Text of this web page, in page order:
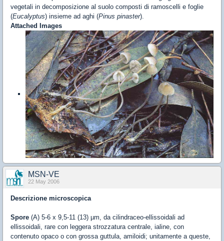
vegetali in decomposizione al suolo composti di ramoscelli e foglie
(Eucalyptus) insieme ad aghi (Pinus pinaster).
Attached Images
MSN-VE
22 May 2006
Descrizione microscopica
Spore (A) 5-6 x 9,5-11 (13) µm, da cilindraceo-ellissoidali ad
ellissoidali, rare con leggera strozzatura centrale, ialine, con
contenuto opaco o con grossa guttula, amiloidi; unitamente a queste,